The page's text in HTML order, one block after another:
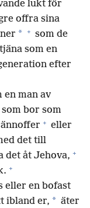
lukt för
offra sina
* + som de
som en
efter
en man av
bor som
+ eller
det till
det åt Jehova, +
+
eller en bofast
ibland er, * äter